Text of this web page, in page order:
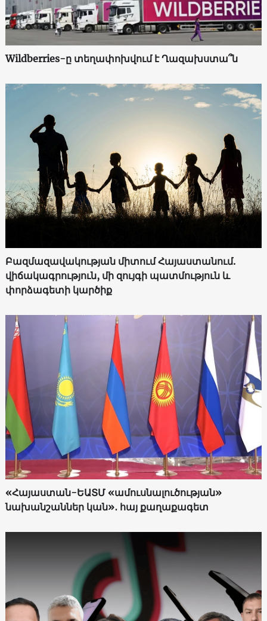
Wildberries-ը տեղափոխվում է Ղազախստա՞ն
Բազմազավակության միտում Հայաստանում.
վիճակագրություն, մի զույգի պատմություն և
փորձագետի կարծիք
«Հայաստան-ԵԱՏՄ «ամուսնալուծության»
նախանշաններ կան»․ հայ քաղաքագետ